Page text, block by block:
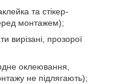
та стікер-
монтажем);
вирізані, прозорої
оклеювання,
не підлягають);